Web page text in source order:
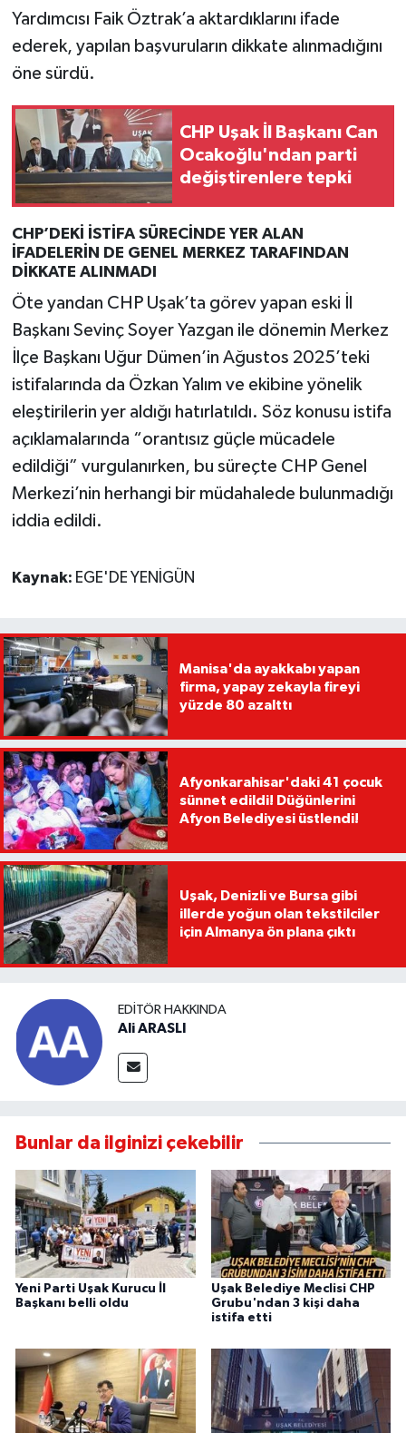
Yardımcısı Faik Öztrak’a aktardıklarını ifade
ederek, yapılan başvuruların dikkate alınmadığını
öne sürdü.
CHP Uşak İl Başkanı Can
Ocakoğlu'ndan parti
değiştirenlere tepki
CHP’DEKİ İSTİFA SÜRECİNDE YER ALAN
İFADELERİN DE GENEL MERKEZ TARAFINDAN
DİKKATE ALINMADI
Öte yandan CHP Uşak’ta görev yapan eski İl
Başkanı Sevinç Soyer Yazgan ile dönemin Merkez
İlçe Başkanı Uğur Dümen’in Ağustos 2025’teki
istifalarında da Özkan Yalım ve ekibine yönelik
eleştirilerin yer aldığı hatırlatıldı. Söz konusu istifa
açıklamalarında “orantısız güçle mücadele
edildiği” vurgulanırken, bu süreçte CHP Genel
Merkezi’nin herhangi bir müdahalede bulunmadığı
iddia edildi.
Kaynak: EGE'DE YENİGÜN
Manisa'da ayakkabı yapan
firma, yapay zekayla fireyi
yüzde 80 azalttı
Afyonkarahisar'daki 41 çocuk
sünnet edildi! Düğünlerini
Afyon Belediyesi üstlendi!
Uşak, Denizli ve Bursa gibi
illerde yoğun olan tekstilciler
için Almanya ön plana çıktı
EDITÖR HAKKINDA
Ali ARASLI
Bunlar da ilginizi çekebilir
Yeni Parti Uşak Kurucu İl
Başkanı belli oldu
Uşak Belediye Meclisi CHP
Grubu'ndan 3 kişi daha
istifa etti